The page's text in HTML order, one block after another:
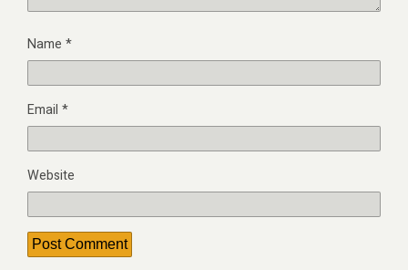
Name *
Email *
Website